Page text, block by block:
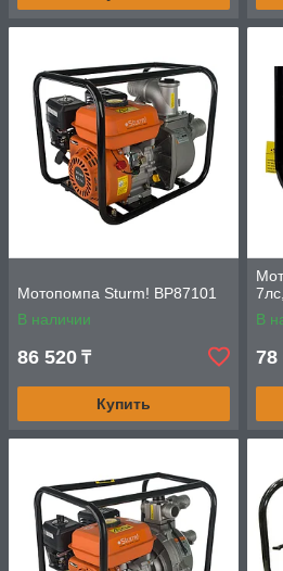
Мотопомпа Sturm! BP87101
В наличии
86 520 ₸
Купить
В
78